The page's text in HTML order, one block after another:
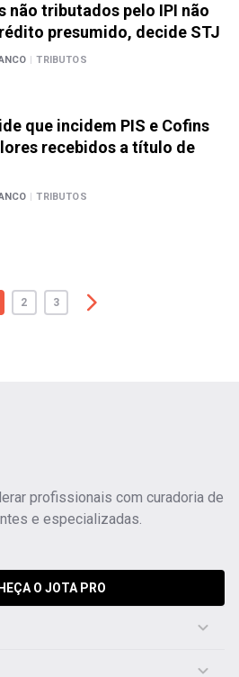
não tributados pelo IPI não
presumido, decide STJ
| TRIBUTOS
que incidem PIS e Cofins
recebidos a título de
| TRIBUTOS
2 3
profissionais com curadoria de
e especializadas.
O JOTA PRO